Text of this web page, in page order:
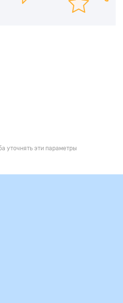
уточнять эти параметры